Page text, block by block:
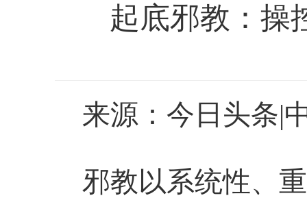
起底邪教：操
来源：今日头条|
邪教以系统性、